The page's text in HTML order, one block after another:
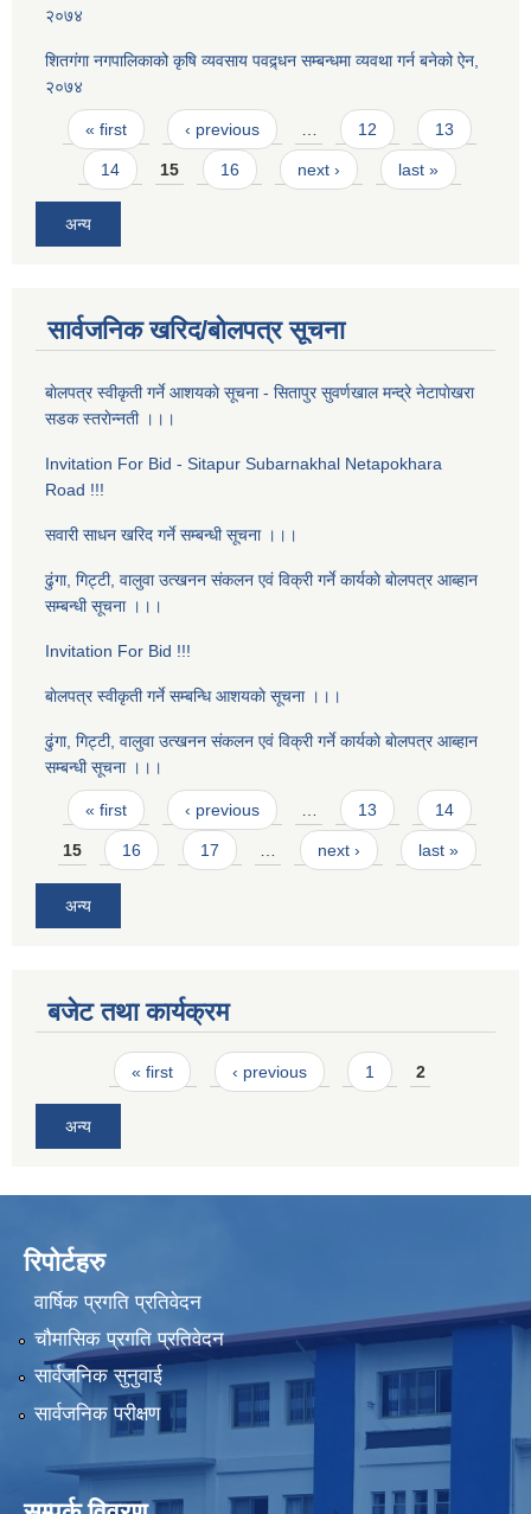
२०७४
शितगंगा नगपालिकाको कृषि व्यवसाय पवद्र्धन सम्बन्धमा व्यवथा गर्न बनेको ऐन,
२०७४
Pages
« first ‹ previous 12 13
14 15 16 next › last »
अन्य
सार्वजनिक खरिद/बोलपत्र सूचना
बाेलपत्र स्वीकृती गर्ने आशयकाे सूचना - सितापुर सुवर्णखाल मन्द्रे नेटापाेखरा
सडक स्तराेन्नती ।।।
Invitation For Bid - Sitapur Subarnakhal Netapokhara
Road !!!
सवारी साधन खरिद गर्ने सम्बन्धी सूचना ।।।
ढुंगा, गिट्टी, वालुवा उत्खनन संकलन एवं विक्री गर्ने कार्यकाे बाेलपत्र आब्हान
सम्बन्धी सूचना ।।।
Invitation For Bid !!!
बाेलपत्र स्वीकृती गर्ने सम्बन्धि आशयकाे सूचना ।।।
ढुंगा, गिट्टी, वालुवा उत्खनन संकलन एवं विक्री गर्ने कार्यकाे बाेलपत्र आब्हान
सम्बन्धी सूचना ।।।
Pages
« first ‹ previous … 13 14
15 16 17 … next › last »
अन्य
बजेट तथा कार्यक्रम
Pages« first ‹ previous 1 2
अन्य
रिपोर्टहरु
वार्षिक प्रगति प्रतिवेदन
चौमासिक प्रगति प्रतिवेदन
सार्वजनिक सुनुवाई
सार्वजनिक परीक्षण